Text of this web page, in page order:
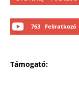
763 Feliratkozó
Támogató: